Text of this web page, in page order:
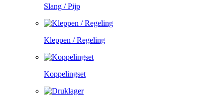
Slang / Pijp
Kleppen / Regeling
Koppelingset